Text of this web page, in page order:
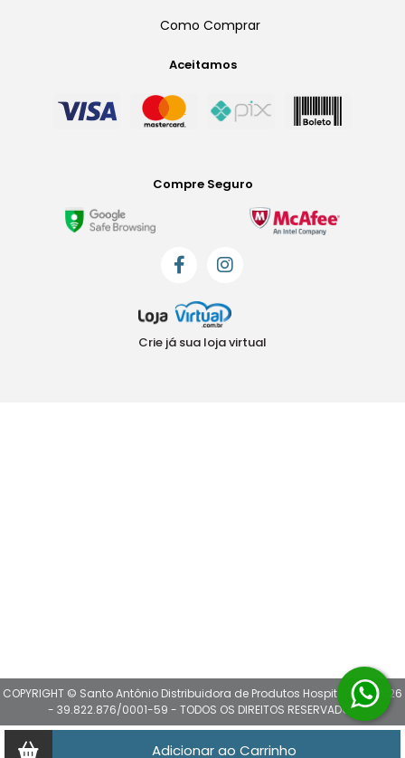
Adicionar ao Carrinho
Como Comprar
Aceitamos
Compre Seguro
Crie já sua loja virtual
COPYRIGHT © Santo Antônio Distribuidora de Produtos Hospitalares 2026
- 39.822.876/0001-59 - TODOS OS DIREITOS RESERVADOS